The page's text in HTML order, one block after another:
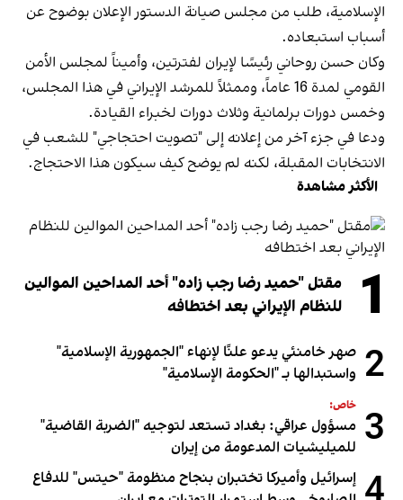
الإسلامية، طلب من مجلس صيانة الدستور الإعلان بوضوح عن
أسباب استبعاده.
وكان حسن روحاني رئيسًا لإيران لفترتين، وأميناً لمجلس الأمن
القومي لمدة 16 عاماً، وممثلاً للمرشد الإيراني في هذا المجلس،
وخمس دورات برلمانية وثلاث دورات لخبراء القيادة.
ودعا في جزء آخر من إعلانه إلى "تصويت احتجاجي" للشعب في
الانتخابات المقبلة، لكنه لم يوضح كيف سيكون هذا الاحتجاج.
الأكثر مشاهدة
1
مقتل "حميد رضا رجب زاده" أحد المداحين الموالين
للنظام الإيراني بعد اختطافه
2 صهر خامنئي يدعو علنًا لإنهاء "الجمهورية الإسلامية"
واستبدالها بـ "الحكومة الإسلامية"
3 خاص:
مسؤول عراقي: بغداد تستعد لتوجيه "الضربة القاضية"
للميليشيات المدعومة من إيران
إسرائيل وأميركا تختبران بنجاح منظومة "حيتس" للدفاع